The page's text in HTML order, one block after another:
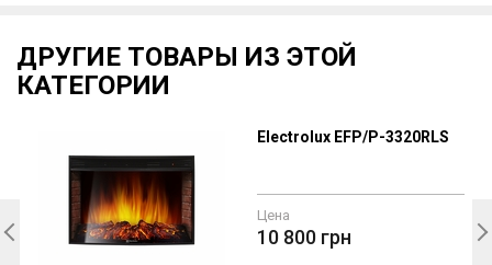
ДРУГИЕ ТОВАРЫ ИЗ ЭТОЙ
КАТЕГОРИИ
Electrolux EFP/P-3320RLS
Цена
10 800 грн